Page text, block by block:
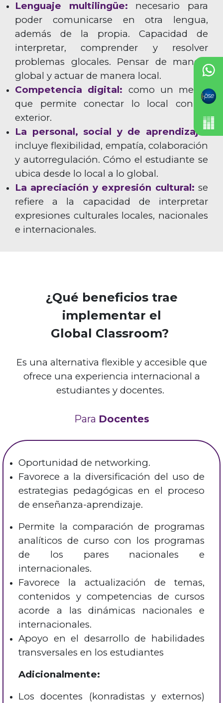
Lenguaje multilingüe: necesario para
poder comunicarse en otra lengua,
además de la propia. Capacidad de
interpretar, comprender y resolver
problemas glocales. Pensar de manera
global y actuar de manera local.
Competencia digital: como un medio
que permite conectar lo local con el
exterior.
La personal, social y de aprendizaje:
incluye flexibilidad, empatía, colaboración
y autorregulación. Cómo el estudiante se
ubica desde lo local a lo global.
La apreciación y expresión cultural: se
refiere a la capacidad de interpretar
expresiones culturales locales, nacionales
e internacionales.
¿Qué beneficios trae
implementar el
Global Classroom?
Es una alternativa flexible y accesible que
ofrece una experiencia internacional a
estudiantes y docentes.
Para Docentes
Oportunidad de networking.
Favorece a la diversificación del uso de
estrategias pedagógicas en el proceso
de enseñanza-aprendizaje.
Permite la comparación de programas
analíticos de curso con los programas
de los pares nacionales e
internacionales.
Favorece la actualización de temas,
contenidos y competencias de cursos
acorde a las dinámicas nacionales e
internacionales.
Apoyo en el desarrollo de habilidades
transversales en los estudiantes
Adicionalmente:
Los docentes (konradistas y externos)